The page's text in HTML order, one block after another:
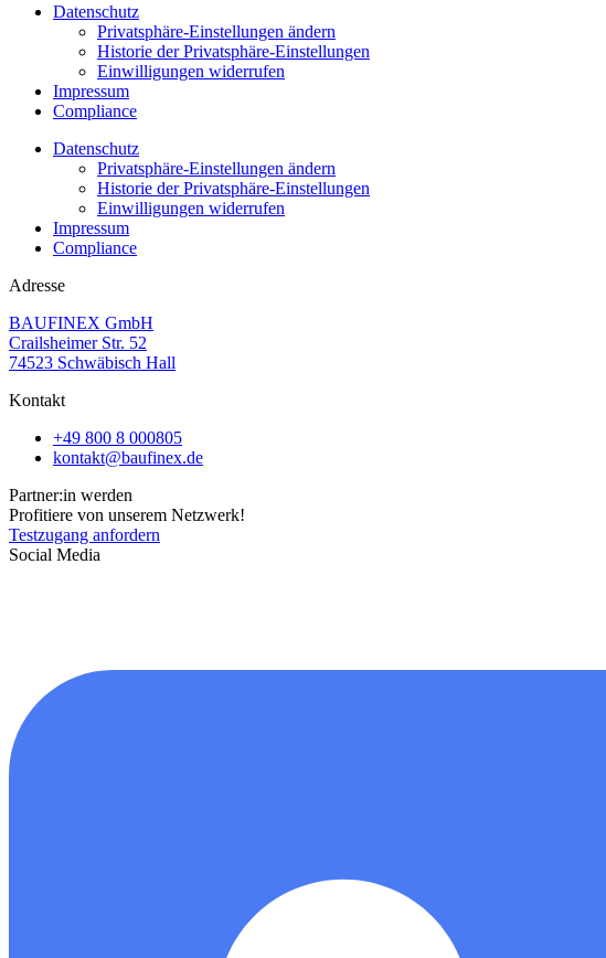
Datenschutz
Privatsphäre-Einstellungen ändern
Historie der Privatsphäre-Einstellungen
Einwilligungen widerrufen
Impressum
Compliance
Datenschutz
Privatsphäre-Einstellungen ändern
Historie der Privatsphäre-Einstellungen
Einwilligungen widerrufen
Impressum
Compliance
Adresse
BAUFINEX GmbH
Crailsheimer Str. 52
74523 Schwäbisch Hall
Kontakt
+49 800 8 000805
ed.xe
nifua
b@tka
tnok
Partner:in werden
Profitiere von unserem Netzwerk!
Testzugang anfordern
Social Media